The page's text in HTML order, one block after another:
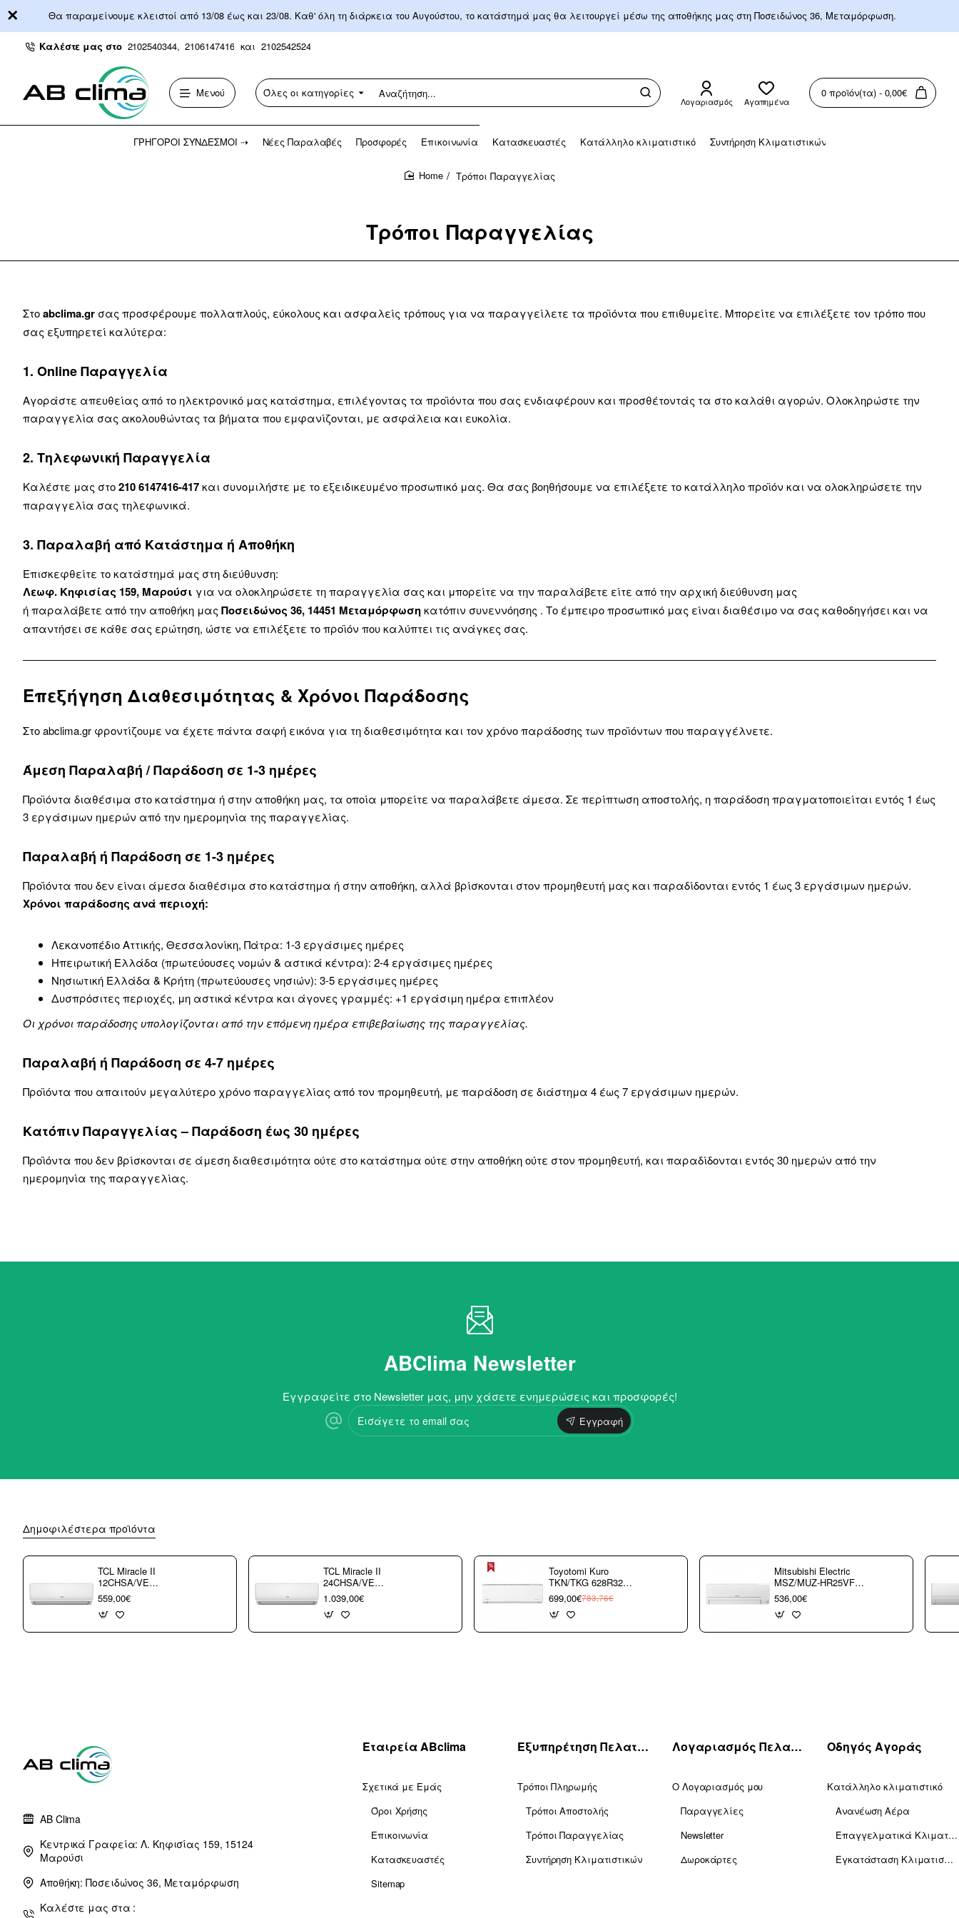
Θα παραμείνουμε κλειστοί από 13/08 έως και 23/08. Καθ' όλη τη διάρκεια του Αυγούστου, το κατάστημά μας θα λειτουργεί μέσω της αποθήκης μας στη Ποσειδώνος 36, Μεταμόρφωση.
Καλέστε μας στο 2102540344, 2106147416 και 2102542524
Μενού Όλες οι κατηγορίες
Αναζήτηση... Λογαριασμός Αγαπημένα
0 προϊόν(τα) - 0,00€
ΓΡΉΓΟΡΟΙ ΣΎΝΔΕΣΜΟΙ ⇢ Νέες Παραλαβές Προσφορές Επικοινωνία Κατασκευαστές Κατάλληλο κλιματιστικό Συντήρηση Κλιματιστικών
Τρόποι Παραγγελίας
Τρόποι Παραγγελίας
Στοabclima.gr σας προσφέρουμε πολλαπλούς, εύκολους και ασφαλείς τρόπους για να παραγγείλετε τα προϊόντα που επιθυμείτε. Μπορείτε να επιλέξετε τον τρόπο που
σας εξυπηρετεί καλύτερα:
1. Online Παραγγελία
Αγοράστε απευθείας από το ηλεκτρονικό μας κατάστημα, επιλέγοντας τα προϊόντα που σας ενδιαφέρουν και προσθέτοντάς τα στο καλάθι αγορών. Ολοκληρώστε την
παραγγελία σας ακολουθώντας τα βήματα που εμφανίζονται, με ασφάλεια και ευκολία.
2. Τηλεφωνική Παραγγελία
Καλέστε μας στο210 6147416-417και συνομιλήστε με το εξειδικευμένο προσωπικό μας. Θα σας βοηθήσουμε να επιλέξετε το κατάλληλο προϊόν και να ολοκληρώσετε την
παραγγελία σας τηλεφωνικά.
3. Παραλαβή από Κατάστημα ή Αποθήκη
Επισκεφθείτε το κατάστημά μας στη διεύθυνση:
Λεωφ. Κηφισίας 159, Μαρούσι για να ολοκληρώσετε τη παραγγελία σας και μπορείτε να την παραλάβετε είτε από την αρχική διεύθυνση μας
ή παραλάβετε από την αποθήκη μας Ποσειδώνος 36, 14451 Μεταμόρφωσηκατόπιν συνεννόησης . Το έμπειρο προσωπικό μας είναι διαθέσιμο να σας καθοδηγήσει και να
απαντήσει σε κάθε σας ερώτηση, ώστε να επιλέξετε το προϊόν που καλύπτει τις ανάγκες σας.
Επεξήγηση Διαθεσιμότητας & Χρόνοι Παράδοσης
Στο abclima.gr φροντίζουμε να έχετε πάντα σαφή εικόνα για τη διαθεσιμότητα και τον χρόνο παράδοσης των προϊόντων που παραγγέλνετε.
Άμεση Παραλαβή / Παράδοση σε 1-3 ημέρες
Προϊόντα διαθέσιμα στο κατάστημα ή στην αποθήκη μας, τα οποία μπορείτε να παραλάβετε άμεσα. Σε περίπτωση αποστολής, η παράδοση πραγματοποιείται εντός 1 έως
3 εργάσιμων ημερών από την ημερομηνία της παραγγελίας.
Παραλαβή ή Παράδοση σε 1-3 ημέρες
Προϊόντα που δεν είναι άμεσα διαθέσιμα στο κατάστημα ή στην αποθήκη, αλλά βρίσκονται στον προμηθευτή μας και παραδίδονται εντός 1 έως 3 εργάσιμων ημερών.
Χρόνοι παράδοσης ανά περιοχή:
Λεκανοπέδιο Αττικής, Θεσσαλονίκη, Πάτρα: 1-3 εργάσιμες ημέρες
Ηπειρωτική Ελλάδα (πρωτεύουσες νομών & αστικά κέντρα): 2-4 εργάσιμες ημέρες
Νησιωτική Ελλάδα & Κρήτη (πρωτεύουσες νησιών): 3-5 εργάσιμες ημέρες
Δυσπρόσιτες περιοχές, μη αστικά κέντρα και άγονες γραμμές: +1 εργάσιμη ημέρα επιπλέον
Οι χρόνοι παράδοσης υπολογίζονται από την επόμενη ημέρα επιβεβαίωσης της παραγγελίας.
Παραλαβή ή Παράδοση σε 4-7 ημέρες
Προϊόντα που απαιτούν μεγαλύτερο χρόνο παραγγελίας από τον προμηθευτή, με παράδοση σε διάστημα 4 έως 7 εργάσιμων ημερών.
Κατόπιν Παραγγελίας – Παράδοση έως 30 ημέρες
Προϊόντα που δεν βρίσκονται σε άμεση διαθεσιμότητα ούτε στο κατάστημα ούτε στην αποθήκη ούτε στον προμηθευτή, και παραδίδονται εντός 30 ημερών από την
ημερομηνία της παραγγελίας.
ABClima Newsletter
Εγγραφείτε στο Newsletter μας, μην χάσετε ενημερώσεις και προσφορές!
Εισάγετε
το
email
Εγγραφή
Δημοφιλέστερα προϊόντα
TCL Miracle II
12CHSA/VE
Κλιματιστικό
Τοίχου 12000 btu/h
με WiFi A++/A+++
559,00€
TCL Miracle II
24CHSA/VE
Κλιματιστικό
Τοίχου 24000 btu/h
με WiFi A++/A+++
1.039,00€
Toyotomi Kuro
TKN/TKG 628R32
9.000 btu/h
A+++/A+++ με WiFi
(3 άτοκες δόσεις)
699,00€783,76€
Mitsubishi Electric
MSZ/MUZ-HR25VF
Κλιματιστικό τοίχου
Inventer 9000 btu R32
(3 άτοκες δόσεις)
536,00€
AB Clima
Κεντρικά Γραφεία: Λ. Κηφισίας 159, 15124
Μαρούσι
Αποθήκη: Ποσειδώνος 36, Μεταμόρφωση
Καλέστε μας στα :
Εταιρεία ABclima
Σχετικά με Εμάς
Όροι Χρήσης
Επικοινωνία
Κατασκευαστές
Sitemap
Εξυπηρέτηση Πελατών
Τρόποι Πληρωμής
Τρόποι Αποστολής
Τρόποι Παραγγελίας
Συντήρηση Κλιματιστικών
Λογαριασμός Πελατών
Ο Λογαριασμός μου
Παραγγελίες
Newsletter
Δωροκάρτες
Οδηγός Αγοράς
Κατάλληλο κλιματιστικό
Ανανέωση Αέρα
Επαγγελματικά Κλιματιστικά
Εγκατάσταση Κλιματισμού